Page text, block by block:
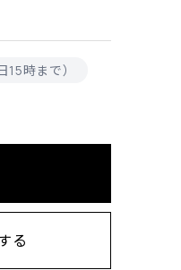
時まで）
る